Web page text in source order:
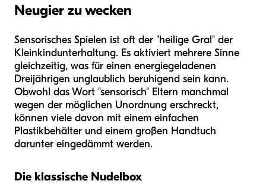
Neugier zu wecken
Sensorisches Spielen ist oft der "heilige Gral" der
Kleinkindunterhaltung. Es aktiviert mehrere Sinne
gleichzeitig, was für einen energiegeladenen
Dreijährigen unglaublich beruhigend sein kann.
Obwohl das Wort "sensorisch" Eltern manchmal
wegen der möglichen Unordnung erschreckt,
können viele davon mit einem einfachen
Plastikbehälter und einem großen Handtuch
darunter eingedämmt werden.
Die klassische Nudelbox